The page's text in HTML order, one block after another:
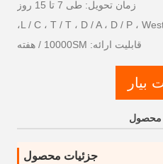
زمان تحویل: طی 7 تا 15 روز
قابلیت ارائه: 10000SM / هفته
محصول
جزئیات محصول